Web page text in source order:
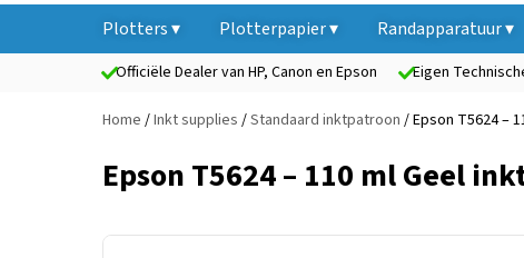
Plotters ▾ Plotterpapier ▾ Randapparatuur ▾
Officiële Dealer van HP, Canon en Epson Eigen
Home /Inkt supplies /Standaard inktpatroon / Epson T5624 –
Epson T5624 – 110 ml Geel